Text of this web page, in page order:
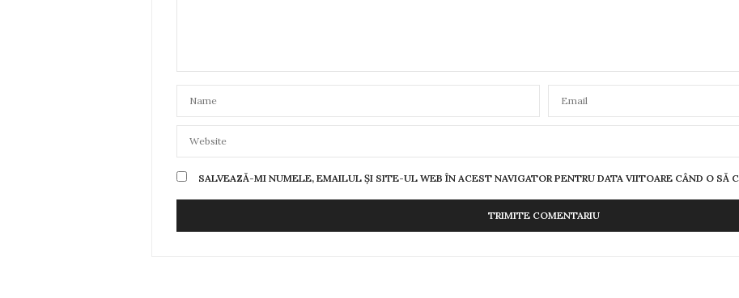
SALVEAZĂ-MI NUMELE, EMAILUL ȘI SITE-UL WEB ÎN ACEST NAVIGATOR PENTRU DATA VIITOARE CÂND O SĂ